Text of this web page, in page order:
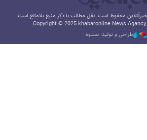
محفوظ است. نقل مطالب با ذکر منبع بلامانع است.
Copyright © 2025 khabaronline News
طراحی و تولید: نستوه